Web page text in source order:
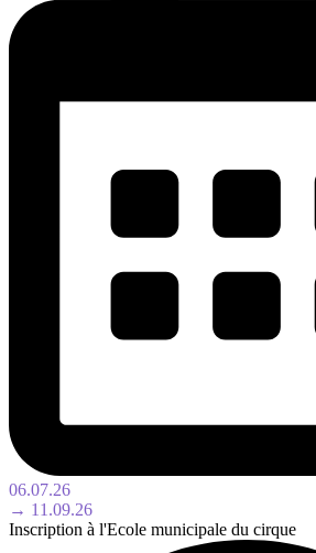
06.07.26
→ 11.09.26
Inscription à l'Ecole municipale du cirque